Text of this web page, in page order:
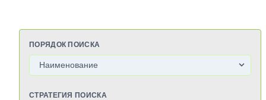
ПОРЯДОК ПОИСКА
СТРАТЕГИЯ ПОИСКА